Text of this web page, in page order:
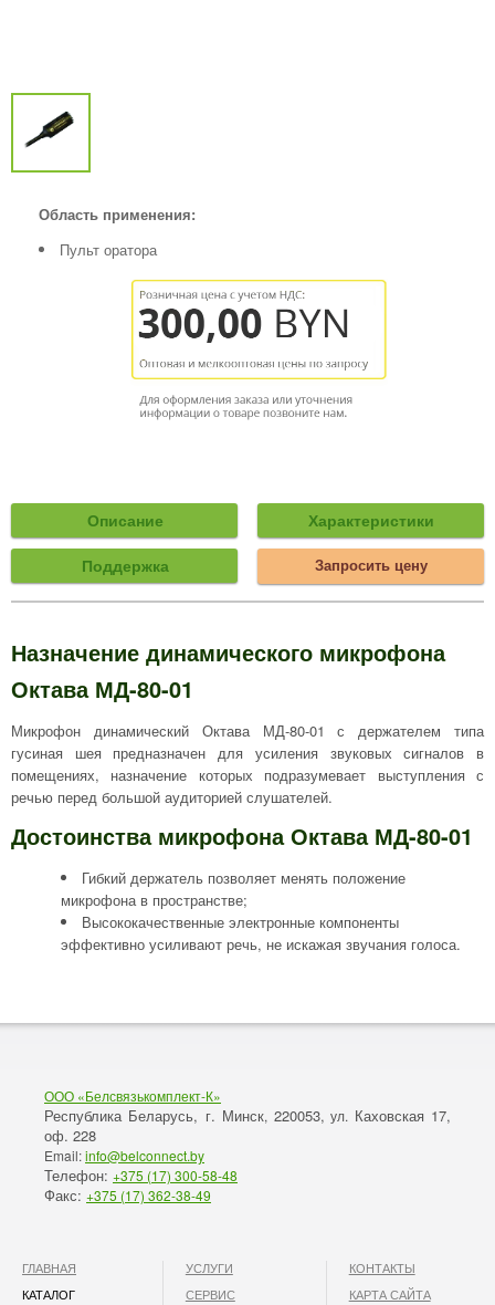
Область применения:
Пульт оратора
Описание Характеристики
Поддержка Запросить цену
Назначение динамического микрофона
Октава МД-80-01
Микрофон динамический Октава МД-80-01 с держателем типа
гусиная шея предназначен для усиления звуковых сигналов в
помещениях, назначение которых подразумевает выступления с
речью перед большой аудиторией слушателей.
Достоинства микрофона Октава МД-80-01
Гибкий держатель позволяет менять положение
микрофона в пространстве;
Высококачественные электронные компоненты
эффективно усиливают речь, не искажая звучания голоса.
ООО «Белсвязькомплект-К»
Республика Беларусь, г. Минск, 220053, ул. Каховская 17,
оф. 228
Email:info@belconnect.by
Телефон: +375 (17) 300-58-48
Факс: +375 (17) 362-38-49
ГЛАВНАЯ
КАТАЛОГ
УСЛУГИ
СЕРВИС
КОНТАКТЫ
КАРТА САЙТА